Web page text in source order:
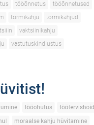
tööõnnetus
tööõnnetused
tormikahju
tormikahjud
vaktsiinikahju
vastutuskindlustus
tööohutus
töötervishoid
moraalse kahju hüvitamine